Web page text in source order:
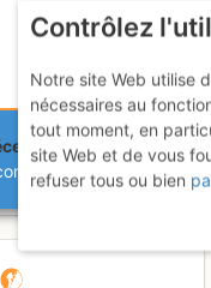
et importante mise
sur le site.
Contrôlez
Notre site Web utilise
nécessaires au
tout moment, en
site Web et de vous
refuser tous ou bien